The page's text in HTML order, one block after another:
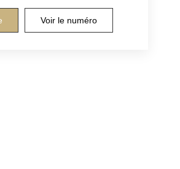
Voir le numéro